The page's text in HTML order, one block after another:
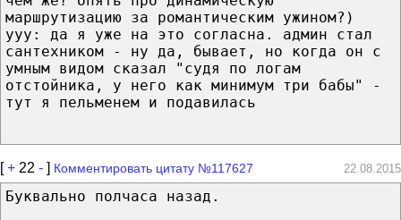
маршрутизацию за романтическим ужином?)
yyy: да я уже на это согласна. админ стал
сантехником - ну да, бывает, но когда он с
умным видом сказал "судя по логам
отстойника, у него как минимум три бабы" -
тут я пельменем и подавилась
[+ 22 - ] Комментировать цитату №117627 22.08.2015
Буквально полчаса назад.